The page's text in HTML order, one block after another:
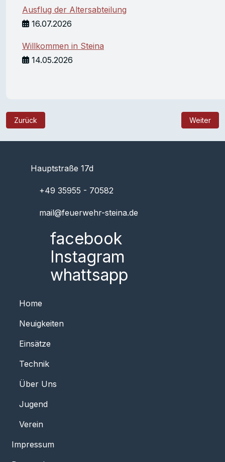
Ausflug der Altersabteilung
16.07.2026
Willkommen in Steina
14.05.2026
Vorheriger Beitrag: Hexenfeuer und Maibaumstellen lockten
Zurück Nächster
Weiter
Hauptstraße 17d
+49 35955 - 70582
mail@feuerwehr-steina.de
facebook
Instagram
whattsapp
Home
Neuigkeiten
Einsätze
Technik
Über Uns
Jugend
Verein
Impressum